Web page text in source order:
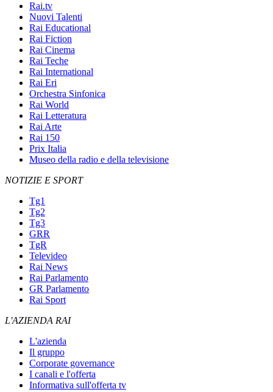
Rai.tv
Nuovi Talenti
Rai Educational
Rai Fiction
Rai Cinema
Rai Teche
Rai International
Rai Eri
Orchestra Sinfonica
Rai World
Rai Letteratura
Rai Arte
Rai 150
Prix Italia
Museo della radio e della televisione
NOTIZIE E SPORT
Tg1
Tg2
Tg3
GRR
TgR
Televideo
Rai News
Rai Parlamento
GR Parlamento
Rai Sport
L'AZIENDA RAI
L'azienda
Il gruppo
Corporate governance
I canali e l'offerta
Informativa sull'offerta tv